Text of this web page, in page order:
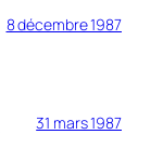
8 décembre 1987
31 mars 1987